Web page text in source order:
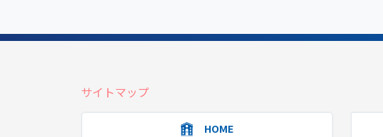
サイトマップ
HOME